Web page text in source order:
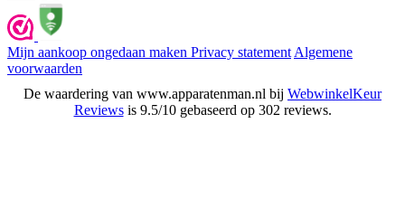
Mijn aankoop ongedaan maken Privacy statement Algemene
voorwaarden
De waardering van www.apparatenman.nl bij WebwinkelKeur
Reviewsis 9.5/10 gebaseerd op 302 reviews.